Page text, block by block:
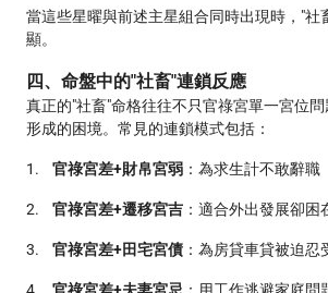
當這些星曜與前述主星組合同時出現時，"社
顯。
四、命盤中的"社畜"連鎖反應
真正的"社畜"命格往往不只官祿宮單一宮位
形成的困境。常見的連鎖模式包括：
1. 官祿宮差+財帛宮弱 ：為求生計不敢辭職
2. 官祿宮差+遷移宮吉 ：適合外出發展卻困
3. 官祿宮差+田宅宮債 ：為房貸車貸被迫忍